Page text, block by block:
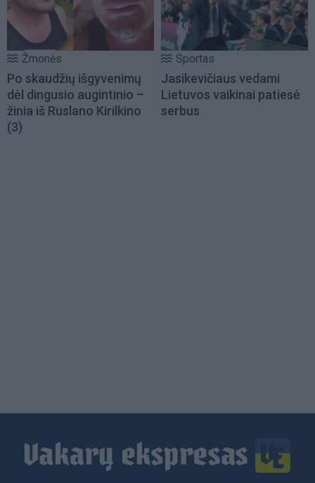
Žmonės
Po skaudžių išgyvenimų
dėl dingusio augintinio –
žinia iš Ruslano Kirilkino
(3)
Sportas
Jasikevičiaus vedami
Lietuvos vaikinai patiesė
serbus